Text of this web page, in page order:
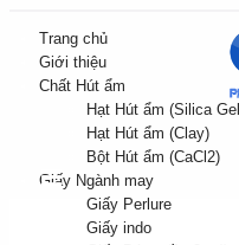
Trang chủ
Giới thiệu
Chất Hút ẩm
Hạt Hút ẩm (Silica
Hạt Hút ẩm (Clay)
Bột Hút ẩm (CaCl2)
Giấy Ngành may
Giấy Perlure
Giấy indo